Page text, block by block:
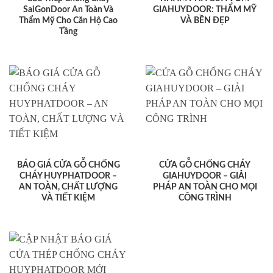
SaiGonDoor An Toàn Và
Thẩm Mỹ Cho Căn Hộ Cao
Tầng
GIAHUYDOOR: THẨM MỸ
VÀ BỀN ĐẸP
BÁO GIÁ CỬA GỖ CHỐNG
CHÁY HUYPHATDOOR –
AN TOÀN, CHẤT LƯỢNG
VÀ TIẾT KIỆM
CỬA GỖ CHỐNG CHÁY
GIAHUYDOOR – GIẢI
PHÁP AN TOÀN CHO MỌI
CÔNG TRÌNH